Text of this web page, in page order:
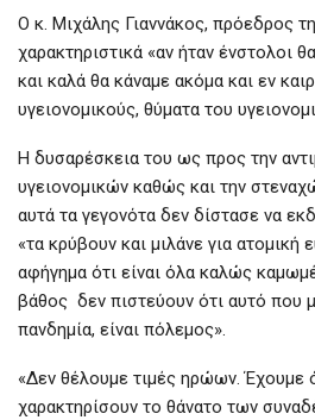
Ο κ. Μιχάλης Γιαννάκος, πρόεδρος
χαρακτηριστικά «αν ήταν ένστολοι
και καλά θα κάναμε ακόμα και εν
υγειονομικούς, θύματα του
Η δυσαρέσκεια του ως προς την
υγειονομικών καθώς και την
αυτά τα γεγονότα δεν δίστασε να
«τα κρύβουν και μιλάνε για ατομική
αφήγημα ότι είναι όλα καλώς
βάθος δεν πιστεύουν ότι αυτό που
πανδημία, είναι πόλεμος».
«Δεν θέλουμε τιμές ηρώων. Έχουμε
χαρακτηρίσουν το θάνατο των